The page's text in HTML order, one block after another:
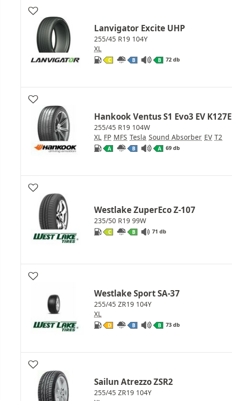
Lanvigator Excite UHP
255/45 R19 104Y
XL
C B B 72 db
Hankook Ventus S1 Evo3 EV K127E
255/45 R19 104W
XL FP MFS Tesla Sound Absorber EV T2
A B A 69 db
Westlake ZuperEco Z-107
235/50 R19 99W
C B 71 db
Westlake Sport SA-37
255/45 ZR19 104Y
XL
D B B 73 db
Sailun Atrezzo ZSR2
255/45 ZR19 104Y